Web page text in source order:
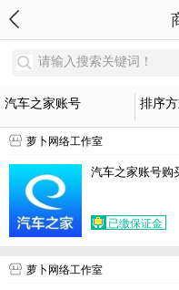
请输入搜索关键词！
汽车之家账号 排序
萝卜网络工作室
汽车之家账号购
已缴保证金
萝卜网络工作室